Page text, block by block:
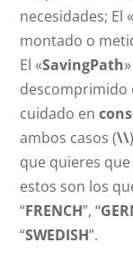
necesidades; El «
montado o
El «SavingPath
descomprimido
cuidado en
ambos casos (\\
que quieres
estos son los
“FRENCH”, “
“SWEDISH”.